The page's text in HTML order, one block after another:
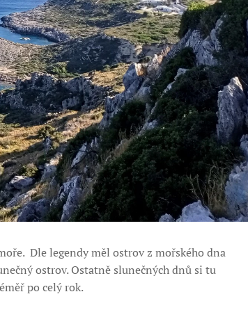
Dle legendy měl ostrov z mořského dna
ostrov. Ostatně slunečných dnů si tu
po celý rok.